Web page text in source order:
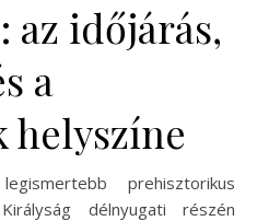
az időjárás,
a
helyszíne
prehisztorikus
délnyugati részén